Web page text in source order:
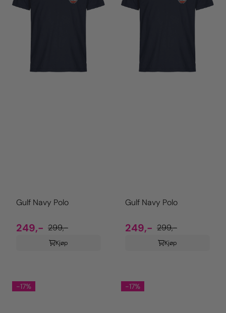
Gulf Navy Polo
249,- 299,-
Kjøp
Gulf Navy Polo
249,- 299,-
Kjøp
-17% -17%